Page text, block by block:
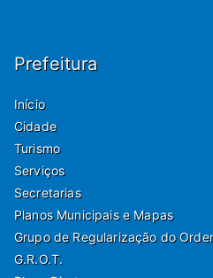
Prefeitura
Início
Cidade
Turismo
Serviços
Secretarias
Planos Municipais e Mapas
Grupo de Regularização do
G.R.O.T.